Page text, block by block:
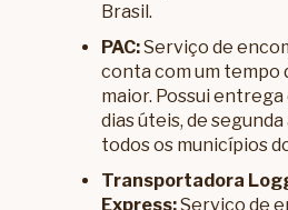
Brasil.
PAC:Serviço de
conta com um tempo
maior. Possui entrega
dias úteis, de segunda
todos os municípios
Transportadora
Express:Serviço de